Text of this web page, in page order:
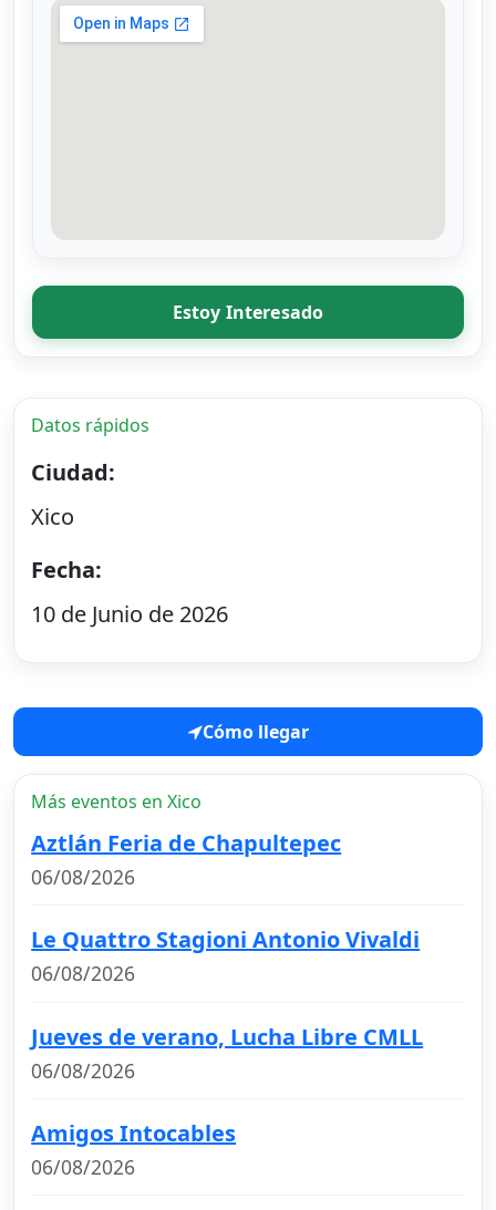
Estoy Interesado
Datos rápidos
Ciudad:
Xico
Fecha:
10 de Junio de 2026
Cómo llegar
Más eventos en Xico
Aztlán Feria de Chapultepec
06/08/2026
Le Quattro Stagioni Antonio Vivaldi
06/08/2026
Jueves de verano, Lucha Libre CMLL
06/08/2026
Amigos Intocables
06/08/2026